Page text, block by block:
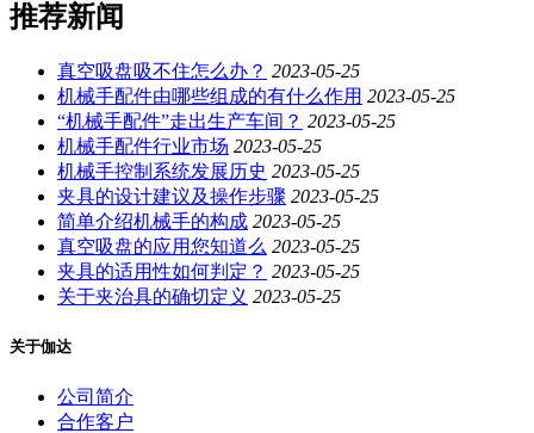
推荐新闻
真空吸盘吸不住怎么办？ 2023-05-25
机械手配件由哪些组成的有什么作用 2023-05-25
“机械手配件”走出生产车间？ 2023-05-25
机械手配件行业市场 2023-05-25
机械手控制系统发展历史 2023-05-25
夹具的设计建议及操作步骤 2023-05-25
简单介绍机械手的构成 2023-05-25
真空吸盘的应用您知道么 2023-05-25
夹具的适用性如何判定？ 2023-05-25
关于夹治具的确切定义 2023-05-25
关于伽达
公司简介
合作客户